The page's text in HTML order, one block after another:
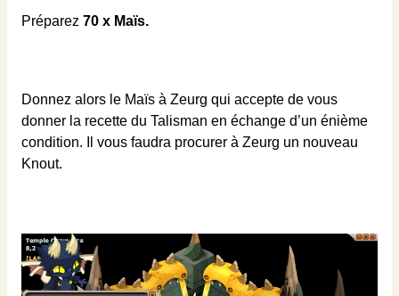
Préparez 70 x Maïs.
Donnez alors le Maïs à Zeurg qui accepte de vous
donner la recette du Talisman en échange d’un énième
condition. Il vous faudra procurer à Zeurg un nouveau
Knout.